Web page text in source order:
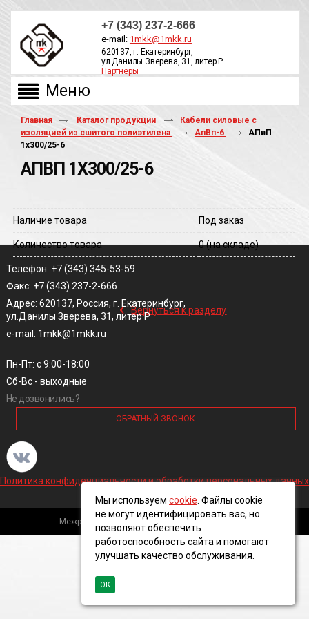
+7 (343) 237-2-666
e-mail: 1mkk@1mkk.ru
620137, г. Екатеринбург,
ул.Данилы Зверева, 31, литер Р
Партнеры
Главная Каталог продукции
Кабели силовые с
изоляцией из сшитого полиэтилена
АпВп-6
АПвП
1х300/25-6
АПВП 1Х300/25-6
Наличие товара Под заказ
Количество товара 0(на складе)
‹ Вернуться к разделу
Телефон: +7 (343) 345-53-59
Факс: +7 (343) 237-2-666
Адрес: 620137, Россия, г. Екатеринбург,
ул.Данилы Зверева, 31, литер Р
e-mail: 1mkk@1mkk.ru
Пн-Пт: с 9:00-18:00
Сб-Вс - выходные
Не дозвонились?
ОБРАТНЫЙ ЗВОНОК
Политика конфиденциальности и обработки персональных данных
Межрегиональная кабельная компания, 2016 ©
Мы используем cookie . Файлы cookie
не могут идентифицировать вас, но
позволяют обеспечить
работоспособность сайта и помогают
улучшать качество обслуживания.
ОК